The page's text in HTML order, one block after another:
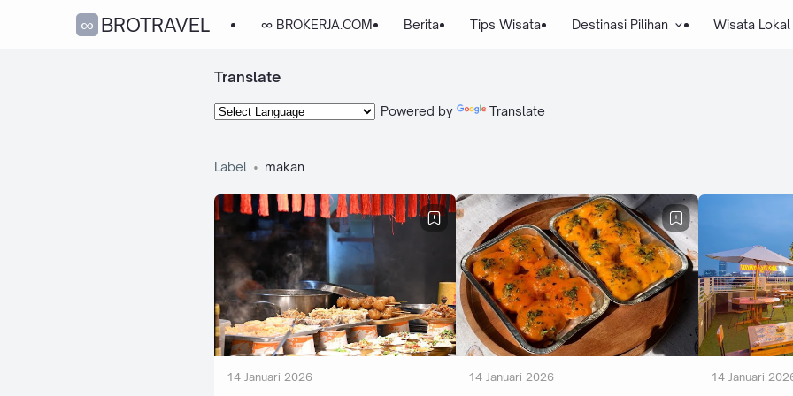
∞BROTRAVEL ∞ BROKERJA.COM Berita Tips Wisata Destinasi Pilihan Wisata Lokal
Translate
Powered by Translate
Label makan
14 Januari 2026 14 Januari 2026 14 Januari